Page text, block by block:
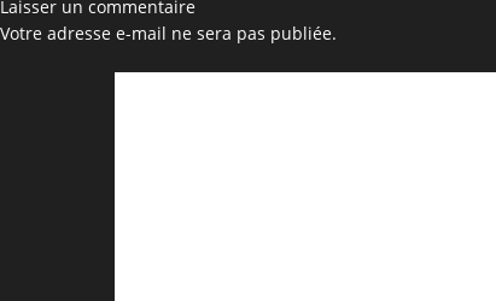
Laisser un commentaire
Votre adresse e-mail ne sera pas publiée.